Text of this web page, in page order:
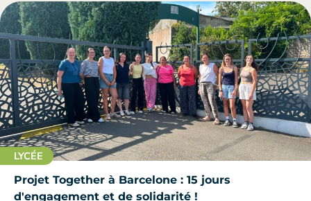
LYCÉE
Projet Together à Barcelone : 15 jours
d'engagement et de solidarité !